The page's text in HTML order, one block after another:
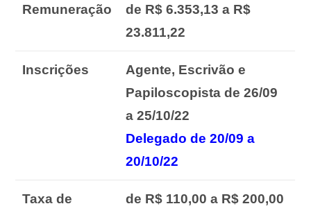
Remuneração
de R$ 6.353,13 a R$
23.811,22
Inscrições
Agente, Escrivão e
Papiloscopista de 26/09
a 25/10/22
Delegado de 20/09 a
20/10/22
Taxa de
de R$ 110,00 a R$ 200,00